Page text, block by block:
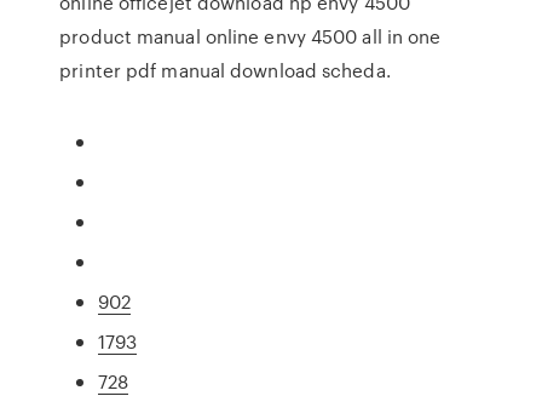
product manual online envy 4500 all in one
printer pdf manual download scheda.
902
1793
728